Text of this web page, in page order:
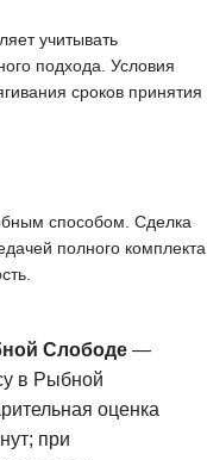
учитывать
подхода. Условия
сроков принятия
способом. Сделка
полного комплекта
Слободе—
в Рыбной
оценка
при